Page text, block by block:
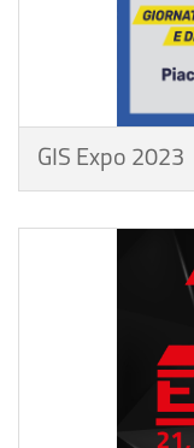
GIS Expo 2023